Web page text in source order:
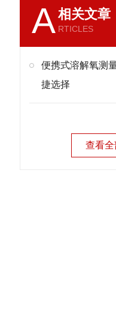
A相关文章
RTICLES
便携式溶解氧测
捷选择
查看全